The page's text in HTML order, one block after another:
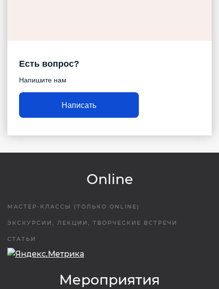
Есть вопрос?
Напишите нам
Написать
Online
МАСТЕР-КЛАССЫ (ТОЛЬКО ONLINE)
ЭКСКУРСИИ, ЛЕКЦИИ, ТВОРЧЕСКИЕ ВСТРЕЧИ
СТАТЬИ
Мероприятия